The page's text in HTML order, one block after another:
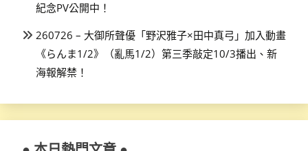
紀念PV公開中！
260726 – 大御所聲優「野沢雅子×田中真弓」加入動畫
《らんま1/2》（亂馬1/2）第三季敲定10/3播出、新
海報解禁！